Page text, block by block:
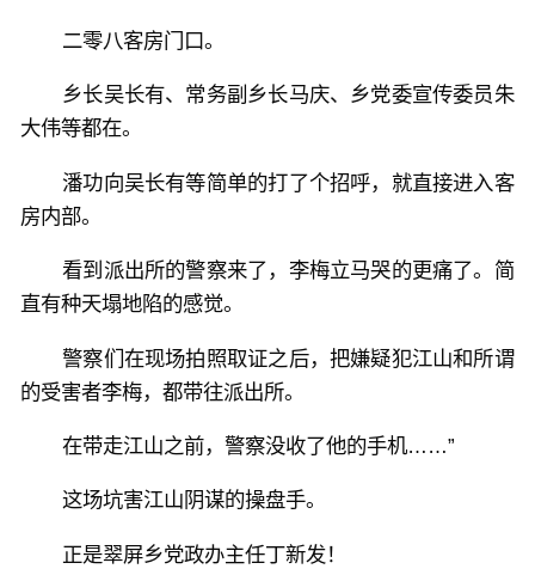
二零八客房门口。
乡长吴长有、常务副乡长马庆、乡党委宣传委员朱
大伟等都在。
潘功向吴长有等简单的打了个招呼，就直接进入客
房内部。
看到派出所的警察来了，李梅立马哭的更痛了。简
直有种天塌地陷的感觉。
警察们在现场拍照取证之后，把嫌疑犯江山和所谓
的受害者李梅，都带往派出所。
在带走江山之前，警察没收了他的手机……”
这场坑害江山阴谋的操盘手。
正是翠屏乡党政办主任丁新发！